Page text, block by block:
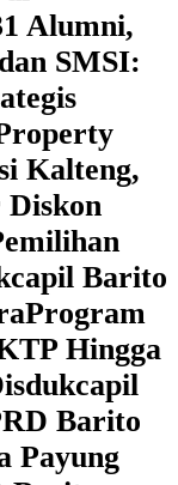
Alumni,
SMSI:
Kalteng,
Diskon
Barito
Program
Hingga
Barito
Payung